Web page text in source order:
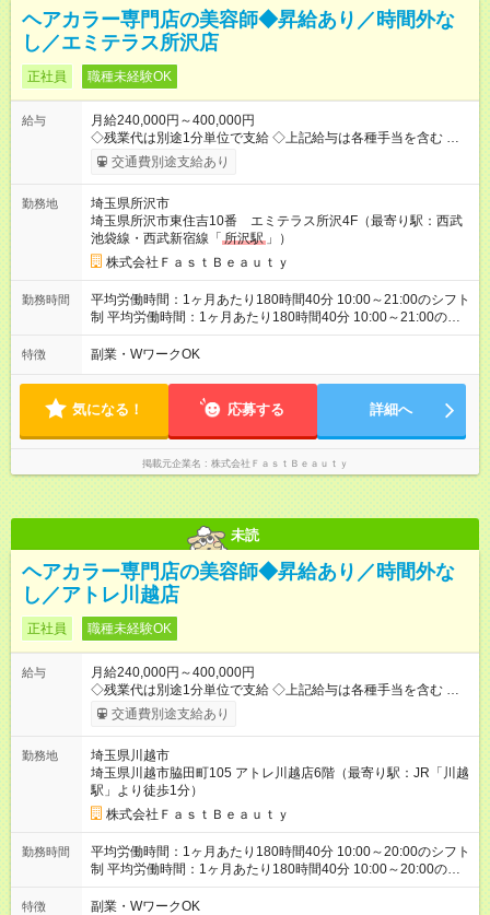
ヘアカラー専門店の美容師◆昇給あり／時間外な
し／エミテラス所沢店
正社員 職種未経験OK
給与
月給240,000円～400,000円
◇残業代は別途1分単位で支給 ◇上記給与は各種手当を含む ◇毎
月インセンティブポイント付与 ・店舗売上や入客人数などに応
じてインセンティブポイントを付与 ・ポイントは6ヶ月に一度引
長手当（月30，000円～）あり 研修期間6ヶ月間は以下給与のみ
変更あり 月給210，500円 ※給与に関しては2025年度の最低賃
金を反映済み ※各都道府県の施行月より適応、入社時期によっ
ては変動の可能性あり 詳細は、採用担当へお問い合わせくださ
い 【試用期間】試用期間なし
交通費別途支給あり
勤務地
埼玉県所沢市
埼玉県所沢市東住吉10番 エミテラス所沢4F（最寄り駅：西武
池袋線・西武新宿線「 所沢駅 」）
株式会社ＦａｓｔＢｅａｕｔｙ
勤務時間
平均労働時間：1ヶ月あたり180時間40分 10:00～21:00のシフト
制 平均労働時間：1ヶ月あたり180時間40分 10:00～21:00のシ
フト制
特徴 副業・WワークOK
気になる！ 応募する 詳細へ
掲載元企業名 株式会社ＦａｓｔＢｅａｕｔｙ
未読
ヘアカラー専門店の美容師◆昇給あり／時間外な
し／アトレ川越店
正社員 職種未経験OK
給与
月給240,000円～400,000円
◇残業代は別途1分単位で支給 ◇上記給与は各種手当を含む ◇毎
月インセンティブポイント付与 ・店舗売上や入客人数などに応
じてインセンティブポイントを付与 ・ポイントは6ヶ月に一度引
長手当（月30，000円～）あり 研修期間6ヶ月間は以下給与のみ
変更あり 月給210，500円 ※給与に関しては2025年度の最低賃
金を反映済み ※各都道府県の施行月より適応、入社時期によっ
ては変動の可能性あり 詳細は、採用担当へお問い合わせくださ
い 【試用期間】試用期間なし
交通費別途支給あり
勤務地
埼玉県川越市
埼玉県川越市脇田町105 アトレ川越店6階（最寄り駅：JR「川越
駅」より徒歩1分）
株式会社ＦａｓｔＢｅａｕｔｙ
勤務時間
平均労働時間：1ヶ月あたり180時間40分 10:00～20:00のシフト
制 平均労働時間：1ヶ月あたり180時間40分 10:00～20:00のシ
フト制
特徴 副業・WワークOK